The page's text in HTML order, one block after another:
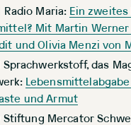
Maria: Ein zweites
Mit Martin Werner
und Olivia Menzi von
Sprachwerkstoff, das
und Armut
Stiftung Mercator